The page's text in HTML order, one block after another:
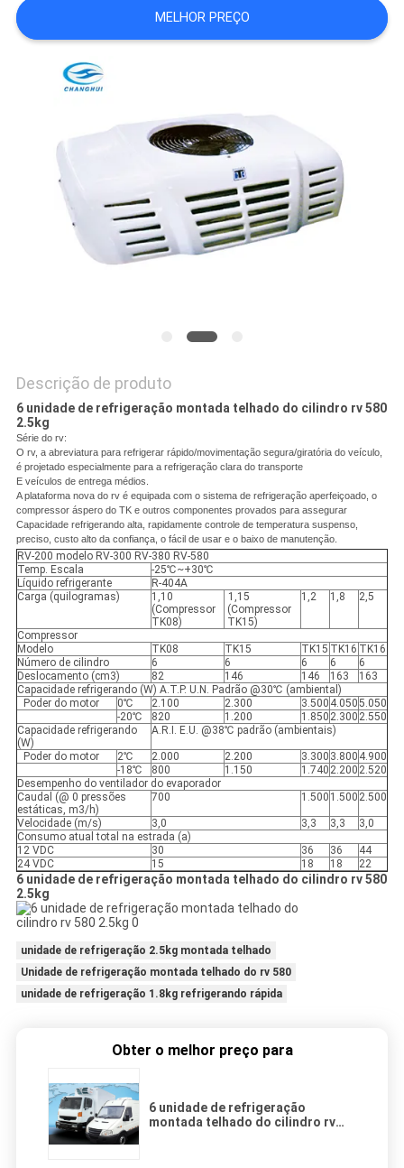
MAPA
POLÍTICA
PRIVACIDADE
MELHOR PREÇO
Descrição de produto
6 unidade de refrigeração montada telhado do cilindro rv 580
2.5kg
Série do rv:
O rv, a abreviatura para refrigerar rápido/movimentação segura/giratória do veículo,
é projetado especialmente para a refrigeração clara do transporte
E veículos de entrega médios.
A plataforma nova do rv é equipada com o sistema de refrigeração aperfeiçoado, o
compressor áspero do TK e outros componentes provados para assegurar
Capacidade refrigerando alta, rapidamente controle de temperatura suspenso,
preciso, custo alto da confiança, o fácil de usar e o baixo de manutenção.
RV-200 modelo RV-300 RV-380 RV-580
Temp. Escala
-25℃~+30℃
Líquido refrigerante
R-404A
Carga (quilogramas)
1,10
(Compressor
TK08)
1,15
(Compressor
TK15)
1,2 1,8 2,5
Compressor
Modelo
TK08 TK15 TK15 TK16 TK16
Número de cilindro
6 6 6 6
6
Deslocamento (cm3)
82 146 146 163
163
Capacidade refrigerando (W) A.T.P. U.N. Padrão @30℃ (ambiental)
Poder do motor
0℃ 2.100 2.300 3.500 4.0505.050
-20℃
820 1.200 1.850 2.300 2.550
Capacidade refrigerando
(W)
A.R.I. E.U. @38℃ padrão (ambientais)
Poder do motor 2℃ 2.000 2.200 3.300 3.800 4.900
-18℃
800 1.150 1.740 2.200 2.520
Desempenho do ventilador do evaporador
Caudal (@ 0 pressões
estáticas, m3/h)
700 1.500 1.500 2.500
Velocidade (m/s) 3,0 3,3 3,3
3,0
Consumo atual total na estrada (a)
12 VDC
30 36 36
44
24 VDC
15 18 18 22
6 unidade de refrigeração montada telhado do cilindro rv 580
2.5kg
unidade de refrigeração 2.5kg montada telhado
Unidade de refrigeração montada telhado do rv 580
unidade de refrigeração 1.8kg refrigerando rápida
Obter o melhor preço para
6 unidade de refrigeração
montada telhado do cilindro rv